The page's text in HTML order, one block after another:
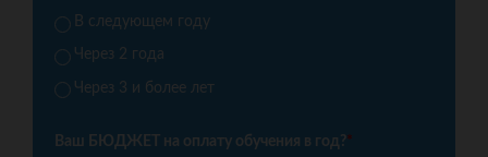
В следующем году
Через 2 года
Через 3 и более лет
Ваш БЮДЖЕТ на оплату обучения в год?*